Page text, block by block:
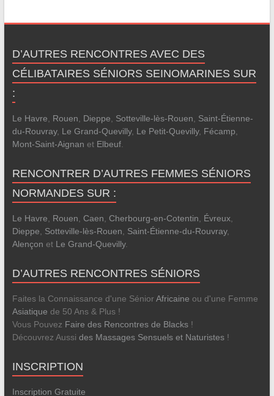
D’AUTRES RENCONTRES AVEC DES
CÉLIBATAIRES SÉNIORS SEINOMARINES SUR
:
Le Havre Rouen Dieppe Sotteville-lès-Rouen
Saint-Étienne-
du-Rouvray, Le Grand-Quevilly, Le Petit-Quevilly, Fécamp
Mont-Saint-Aignan et Elbeuf.
RENCONTRER D’AUTRES FEMMES SÉNIORS
NORMANDES SUR :
Le Havre Rouen Caen Cherbourg-en-Cotentin Évreux,
Dieppe
Sotteville-lès-Rouen Saint-Étienne-du-Rouvray,
Alençon et Le Grand-Quevilly.
D’AUTRES RENCONTRES SÉNIORS
Faites la Connaissance d'une SéniorAfricaine ou d'une Femme
Asiatique de 50 Ans & Plus !
Vous Pouvez Faire des Rencontres de Blacks!
Découvrez Aussi des Massages Sensuels et Naturistes!
INSCRIPTION
Inscription Gratuite